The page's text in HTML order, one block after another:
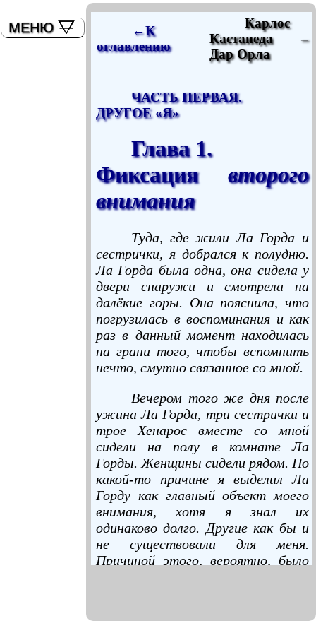
←К
оглавлению
Карлос
Кастанеда –
Дар Орла
ЧАСТЬ ПЕРВАЯ.
ДРУГОЕ «Я»
Глава 1.
Фиксация второго
внимания
Туда, где жили Ла Горда и
сестрички, я добрался к полудню.
Ла Горда была одна, она сидела у
двери снаружи и смотрела на
далёкие горы. Она пояснила, что
погрузилась в воспоминания и как
раз в данный момент находилась
на грани того, чтобы вспомнить
нечто, смутно связанное со мной.
Вечером того же дня после
ужина Ла Горда, три сестрички и
трое Хенарос вместе со мной
сидели на полу в комнате Ла
Горды. Женщины сидели рядом. По
какой-то причине я выделил Ла
Горду как главный объект моего
внимания, хотя я знал их
одинаково долго. Другие как бы и
не существовали для меня.
Причиной этого, вероятно, было
хотя эта лёгкость никак не
МЕНЮ